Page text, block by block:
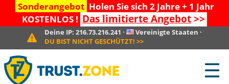
Sonderangebot Holen Sie sich 2 Jahre + 1 Jahr
KOSTENLOS ! Das limitierte Angebot>>
Deine IP: 216.73.216.241 · Vereinigte Staaten ·
DU BIST NICHT GESCHÜTZT! >>
☰